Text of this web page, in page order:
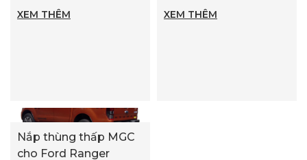
XEM THÊM
XEM THÊM
Nắp thùng thấp MGC
cho Ford Ranger